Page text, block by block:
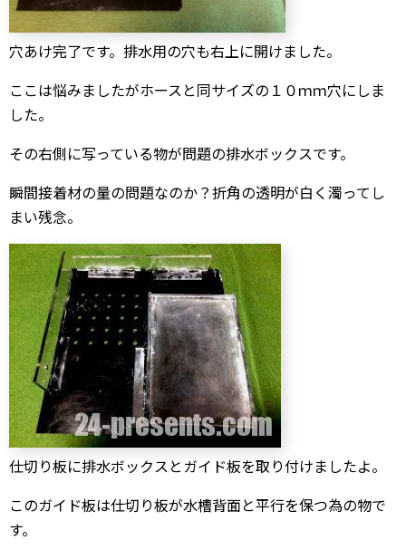
穴あけ完了です。排水用の穴も右上に開けました。
ここは悩みましたがホースと同サイズの１０ｍｍ穴にしま
した。
その右側に写っている物が問題の排水ボックスです。
瞬間接着材の量の問題なのか？折角の透明が白く濁ってし
まい残念。
仕切り板に排水ボックスとガイド板を取り付けましたよ。
このガイド板は仕切り板が水槽背面と平行を保つ為の物で
す。